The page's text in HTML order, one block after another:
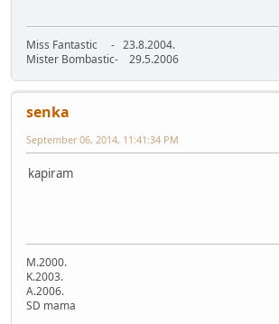
Miss Fantastic - 23.8.2004.
Mister Bombastic- 29.5.2006
senka
September 06, 2014, 11:41:34 PM
kapiram
M.2000.
K.2003.
A.2006.
SD mama